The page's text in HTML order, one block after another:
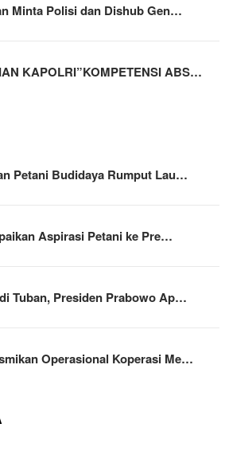
Minta Polisi dan Dishub Gen…
KAPOLRI”KOMPETENSI ABS…
Petani Budidaya Rumput Lau…
Aspirasi Petani ke Pre…
Tuban, Presiden Prabowo Ap…
Operasional Koperasi Me…